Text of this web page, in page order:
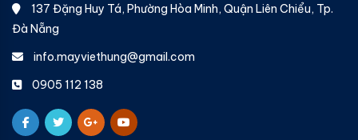
137 Đặng Huy Tá, Phường Hòa Minh, Quận Liên Chiểu, Tp.
Đà Nẵng
info.mayviethung@gmail.com
0905 112 138